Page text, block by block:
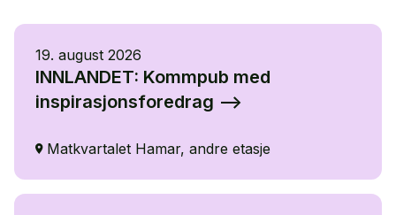
19. august 2026
INNLANDET: Kommpub med
inspirasjonsforedrag
Matkvartalet Hamar, andre etasje